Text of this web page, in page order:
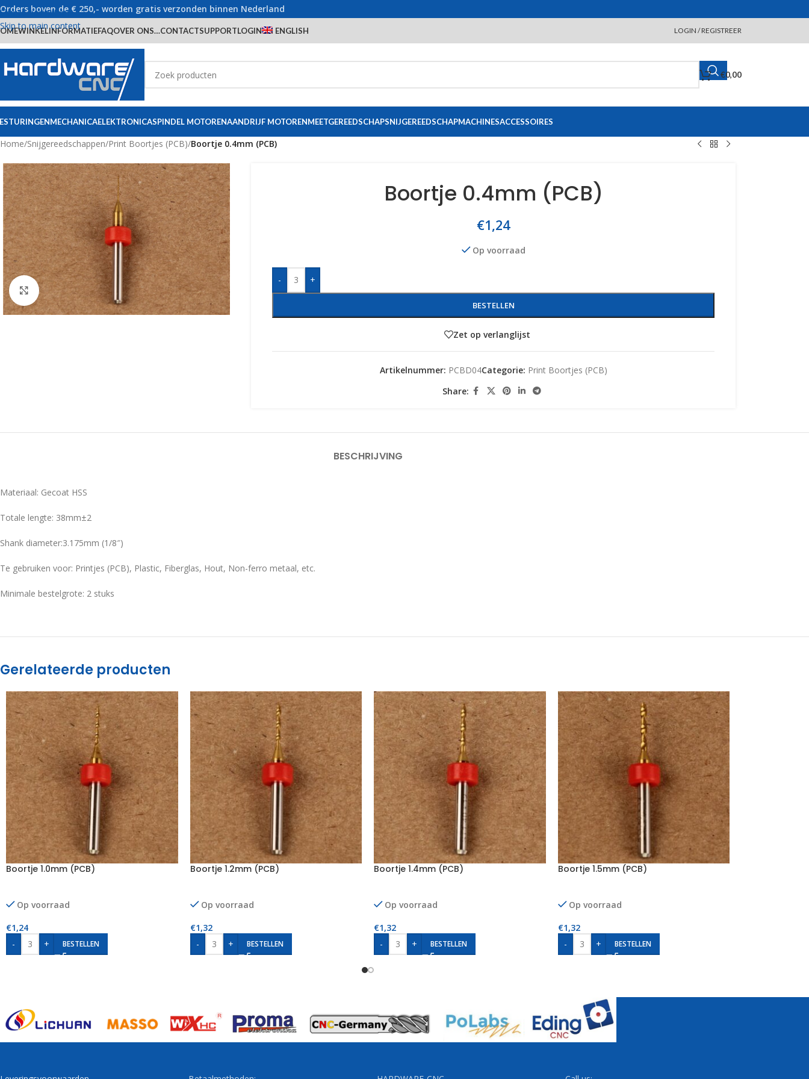
Skip to navigation
Skip to main content
Orders boven de € 250,- worden gratis verzonden binnen Nederland
WINKELINFORMATIEFAQOVER ONS…CONTACTSUPPORTLOGIN ENGLISH LOGIN / REGISTREER
€0,00
MECHANICAELEKTRONICASPINDEL MOTORENAANDRIJF MOTORENMEETGEREEDSCHAPSNIJGEREEDSCHAPMACHINESACCESSOIRES
Home/Snijgereedschappen/Print Boortjes (PCB)/Boortje 0.4mm (PCB)
Click to enlarge
Boortje 0.4mm (PCB)
€1,24
Op voorraad
- +
BESTELLEN
Zet op verlanglijst
Artikelnummer: PCBD04Categorie: Print Boortjes (PCB)
Share:
BESCHRIJVING
Materiaal: Gecoat HSS
Totale lengte: 38mm±2
Shank diameter:3.175mm (1/8″)
Te gebruiken voor: Printjes (PCB), Plastic, Fiberglas, Hout, Non-ferro metaal, etc.
Minimale bestelgrote: 2 stuks
Gerelateerde producten
Boortje 1.0mm (PCB)
Op voorraad
€1,24
-
+ BESTELLEN
Boortje 1.2mm (PCB)
Op voorraad
€1,32
-
+ BESTELLEN
Boortje 1.4mm (PCB)
Op voorraad
€1,32
-
+ BESTELLEN
Boortje 1.5mm (PCB)
Op voorraad
€1,32
-
+ BESTELLEN